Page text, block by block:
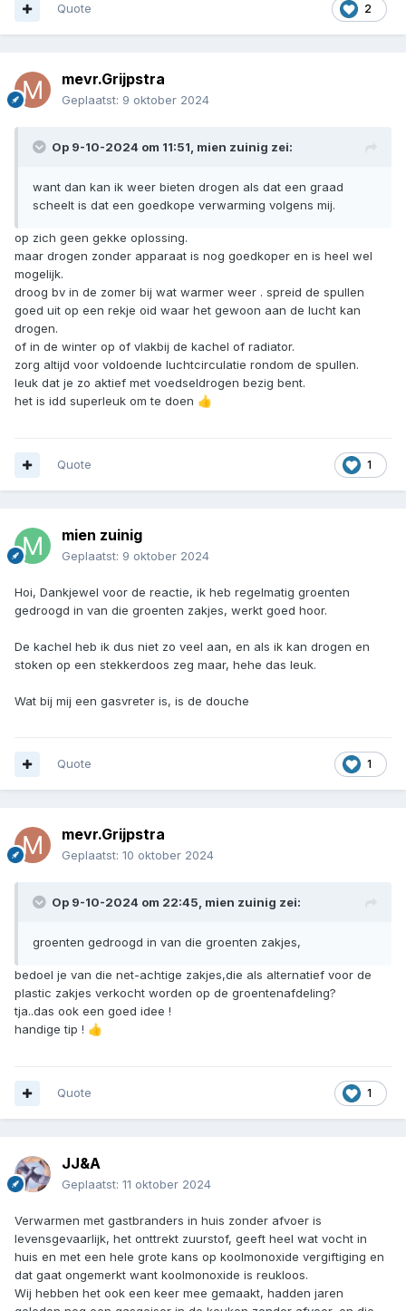
2
Quote
mevr.Grijpstra
Geplaatst: 9 oktober 2024
Op 9-10-2024 om 11:51, mien zuinig zei:
want dan kan ik weer bieten drogen als dat een graad
scheelt is dat een goedkope verwarming volgens mij.
op zich geen gekke oplossing.
maar drogen zonder apparaat is nog goedkoper en is heel wel
mogelijk.
droog bv in de zomer bij wat warmer weer . spreid de spullen
goed uit op een rekje oid waar het gewoon aan de lucht kan
drogen.
of in de winter op of vlakbij de kachel of radiator.
zorg altijd voor voldoende luchtcirculatie rondom de spullen.
leuk dat je zo aktief met voedseldrogen bezig bent.
het is idd superleuk om te doen 👍
1
Quote
mien zuinig
Geplaatst: 9 oktober 2024
Hoi, Dankjewel voor de reactie, ik heb regelmatig groenten
gedroogd in van die groenten zakjes, werkt goed hoor.
De kachel heb ik dus niet zo veel aan, en als ik kan drogen en
stoken op een stekkerdoos zeg maar, hehe das leuk.
Wat bij mij een gasvreter is, is de douche
1
Quote
mevr.Grijpstra
Geplaatst: 10 oktober 2024
Op 9-10-2024 om 22:45, mien zuinig zei:
groenten gedroogd in van die groenten zakjes,
bedoel je van die net-achtige zakjes,die als alternatief voor de
plastic zakjes verkocht worden op de groentenafdeling?
tja..das ook een goed idee !
handige tip ! 👍
1
Quote
JJ&A
Geplaatst: 11 oktober 2024
Verwarmen met gastbranders in huis zonder afvoer is
levensgevaarlijk, het onttrekt zuurstof, geeft heel wat vocht in
huis en met een hele grote kans op koolmonoxide vergiftiging en
dat gaat ongemerkt want koolmonoxide is reukloos.
Wij hebben het ook een keer mee gemaakt, hadden jaren